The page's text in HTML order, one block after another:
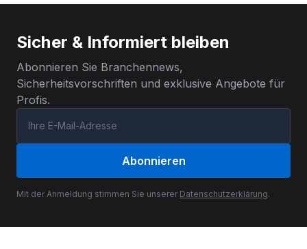
Sicher & Informiert bleiben
Abonnieren Sie Branchennews,
Sicherheitsvorschriften und exklusive Angebote für
Profis.
Abonnieren
Mit der Anmeldung stimmen Sie unserer Datenschutzerklärung.